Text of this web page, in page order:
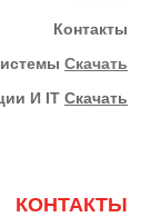
Контакты
Скачать
И IT Скачать
КОНТАКТЫ